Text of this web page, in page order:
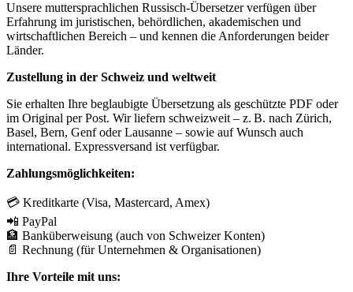
Unsere muttersprachlichen Russisch-Übersetzer verfügen über
Erfahrung im juristischen, behördlichen, akademischen und
wirtschaftlichen Bereich – und kennen die Anforderungen beider
Länder.
Zustellung in der Schweiz und weltweit
Sie erhalten Ihre beglaubigte Übersetzung als geschützte PDF oder
im Original per Post. Wir liefern schweizweit – z. B. nach Zürich,
Basel, Bern, Genf oder Lausanne – sowie auf Wunsch auch
international. Expressversand ist verfügbar.
Zahlungsmöglichkeiten:
💳 Kreditkarte (Visa, Mastercard, Amex)
📲 PayPal
🏦 Banküberweisung (auch von Schweizer Konten)
📄 Rechnung (für Unternehmen & Organisationen)
Ihre Vorteile mit uns: